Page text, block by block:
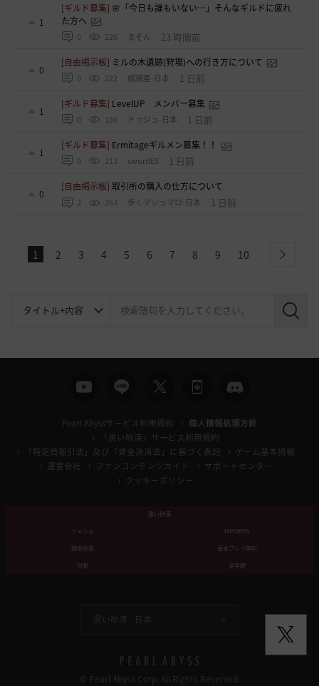
1
[ギルド募集] 🌸「今日も誰もいない…」そんなギルドに疲れ
た方へ
0 226 まそん 23 時間前
0
[自由掲示板] ミルの木遺跡(狩場)への行き方について
0 222 威璃亜-日本 1 日前
1
[ギルド募集] LevelUP メンバー募集
0 186 ドゥジュ-日本 1 日前
1
[ギルド募集] Ermitageギルメン募集！！
0 213 swordEX 1 日前
0
[自由掲示板]取引所の購入の仕方について
2 263 歩くマシュマロ-日本 1 日前
1 2 3 4 5 6 7 8 9 10 next
検
Pearl Abyssサービス利用規約
個人情報処理方針
「黒い砂漠」サービス利用規約
「特定商取引法」及び「資金決済法」に基づく表記
ゲーム基本情報
運営会社
ファンコンテンツガイド
サポートセンター
クッキーポリシー
黒い砂漠
ジャンル
MMORPG
課金形態
基本プレイ無料
対象
全年齢
黒い砂漠 - 日本
© Pearl Abyss Corp. All Rights Reserved.